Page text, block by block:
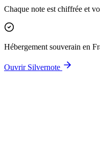
Chaque note est chiffrée et
Hébergement souverain en
Ouvrir Silvernote